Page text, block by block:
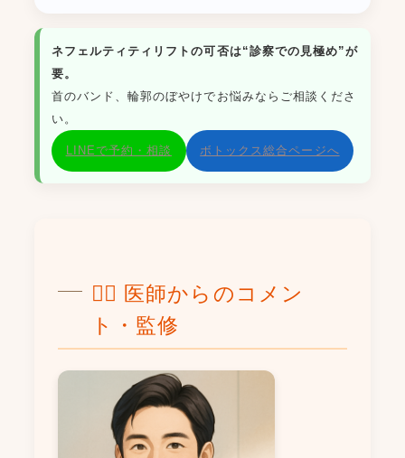
ネフェルティティリフトの可否は“診察での見極め”が
要。
首のバンド、輪郭のぼやけでお悩みならご相談くださ
い。
LINEで予約・相談 ボトックス総合ページへ
👨‍⚕️ 医師からのコメン
ト・監修